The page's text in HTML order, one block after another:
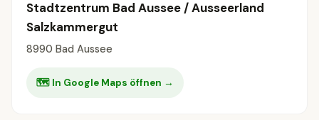
Stadtzentrum Bad Aussee / Ausseerland
Salzkammergut
8990 Bad Aussee
🗺 In Google Maps öffnen →